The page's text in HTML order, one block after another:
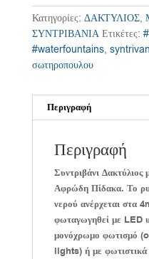
Κατηγορίες: ΔΑΚΤΥΛΙΟΣ,
ΣΥΝΤΡΙΒΑΝΙΑ Ετικέτες:
#waterfountains,
σωτηροπουλου
Περιγραφή
Περιγραφή
Συντριβάνι
Αφρώδη Πίδακα. Το
νερού ανέρχεται στα
φωταγωγηθεί με LED
μονόχρωμο φωτισμό
lights) ή με φωτιστικά